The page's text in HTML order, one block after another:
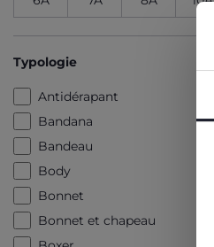
Typologie
Antidérapant
Bandana
Bandeau
Body
Bonnet
Bonnet et chapeau